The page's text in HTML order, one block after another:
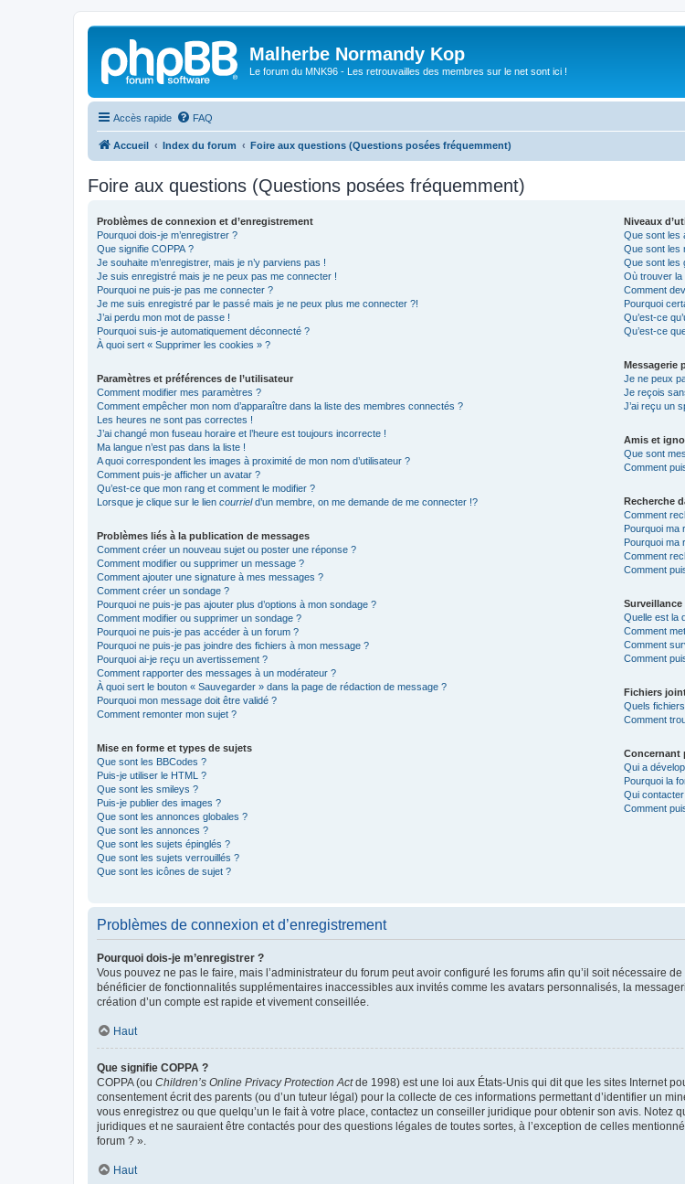
Malherbe Normandy Kop
Le forum du MNK96 - Les retrouvailles des membres sur le net sont ici !
Accès rapide FAQ
Accueil Index du forum Foire aux questions (Questions posées fréquemment)
Foire aux questions (Questions posées fréquemment)
Problèmes de connexion et d’enregistrement
Pourquoi dois-je m’enregistrer ?
Que signifie COPPA ?
Je souhaite m’enregistrer, mais je n’y parviens pas !
Je suis enregistré mais je ne peux pas me connecter !
Pourquoi ne puis-je pas me connecter ?
Je me suis enregistré par le passé mais je ne peux plus me connecter ?!
J’ai perdu mon mot de passe !
Pourquoi suis-je automatiquement déconnecté ?
À quoi sert « Supprimer les cookies » ?
Paramètres et préférences de l’utilisateur
Comment modifier mes paramètres ?
Comment empêcher mon nom d’apparaître dans la liste des membres connectés ?
Les heures ne sont pas correctes !
J’ai changé mon fuseau horaire et l’heure est toujours incorrecte !
Ma langue n’est pas dans la liste !
A quoi correspondent les images à proximité de mon nom d’utilisateur ?
Comment puis-je afficher un avatar ?
Qu’est-ce que mon rang et comment le modifier ?
Lorsque je clique sur le lien courrield’un membre, on me demande de me connecter !?
Problèmes liés à la publication de messages
Comment créer un nouveau sujet ou poster une réponse ?
Comment modifier ou supprimer un message ?
Comment ajouter une signature à mes messages ?
Comment créer un sondage ?
Pourquoi ne puis-je pas ajouter plus d’options à mon sondage ?
Comment modifier ou supprimer un sondage ?
Pourquoi ne puis-je pas accéder à un forum ?
Pourquoi ne puis-je pas joindre des fichiers à mon message ?
Pourquoi ai-je reçu un avertissement ?
Comment rapporter des messages à un modérateur ?
À quoi sert le bouton « Sauvegarder » dans la page de rédaction de message ?
Pourquoi mon message doit être validé ?
Comment remonter mon sujet ?
Mise en forme et types de sujets
Que sont les BBCodes ?
Puis-je utiliser le HTML ?
Que sont les smileys ?
Puis-je publier des images ?
Que sont les annonces globales ?
Que sont les annonces ?
Que sont les sujets épinglés ?
Que sont les sujets verrouillés ?
Que sont les icônes de sujet ?
Niveaux
Que sont les
Que sont les
Que sont les
Où trouver la
Comment
Pourquoi
Qu’est-ce
Qu’est-ce
Messagerie
Je ne peux
Je reçois
J’ai reçu un
Amis et
Que sont
Comment
Recherche
Comment
Pourquoi ma
Pourquoi ma
Comment
Comment
Quelle est la
Comment
Comment
Comment
Fichiers
Quels
Comment
Concernant
Qui a
Pourquoi la
Qui
Comment
Problèmes de connexion et d’enregistrement
Pourquoi dois-je m’enregistrer ?
Vous pouvez ne pas le faire, mais l’administrateur du forum peut avoir configuré les forums afin qu’il soit nécessaire
bénéficier de fonctionnalités supplémentaires inaccessibles aux invités comme les avatars personnalisés, la
création d’un compte est rapide et vivement conseillée.
Haut
Que signifie COPPA ?
COPPA (ou Children’s Online Privacy Protection Actde 1998) est une loi aux États-Unis qui dit que les sites Internet
consentement écrit des parents (ou d’un tuteur légal) pour la collecte de ces informations permettant d’identifier un
vous enregistrez ou que quelqu’un le fait à votre place, contactez un conseiller juridique pour obtenir son avis.
juridiques et ne sauraient être contactés pour des questions légales de toutes sortes, à l’exception de celles
forum ? ».
Haut